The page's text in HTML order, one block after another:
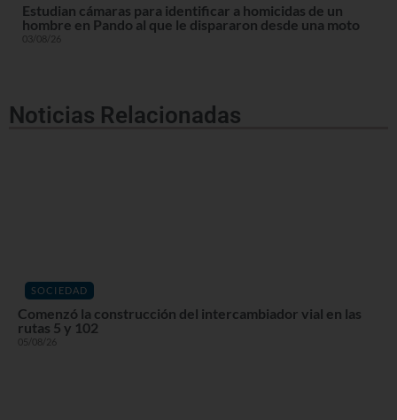
Estudian cámaras para identificar a homicidas de un
hombre en Pando al que le dispararon desde una moto
03/08/26
Noticias Relacionadas
SOCIEDAD
Comenzó la construcción del intercambiador vial en las
rutas 5 y 102
05/08/26